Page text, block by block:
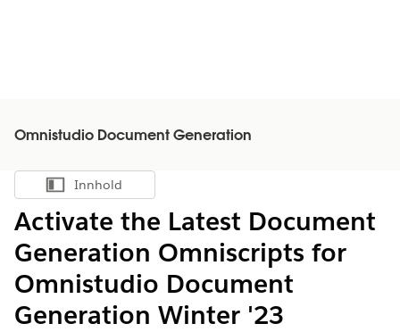
Omnistudio Document Generation
Vis innholdsfortegnelse
Innhold
Activate the Latest Document
Generation Omniscripts for
Omnistudio Document
Generation Winter '23